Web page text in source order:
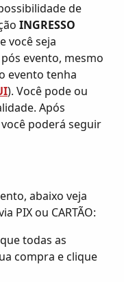
de
INGRESSO
você seja
evento, mesmo
evento tenha
). Você pode ou
Após
poderá seguir
abaixo veja
PIX ou CARTÃO:
todas as
compra e clique